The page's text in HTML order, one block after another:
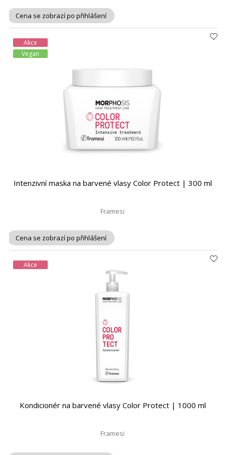
Cena se zobrazí po přihlášení
Akce
Vegan
Intenzivní maska na barvené vlasy Color Protect | 300 ml
Framesi
Cena se zobrazí po přihlášení
Akce
Kondicionér na barvené vlasy Color Protect | 1000 ml
Framesi